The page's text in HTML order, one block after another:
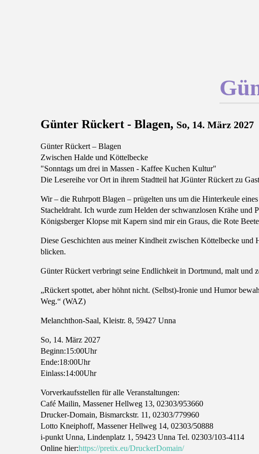
Günter Rückert - Blagen, So, 14. März 2027
Günter Rückert – Blagen
Zwischen Halde und Köttelbecke
"Sonntags um drei in Massen - Kaffee Kuchen Kultur"
Die Lesereihe vor Ort in ihrem Stadtteil hat JGünter Rückert zu
Wir – die Ruhrpott Blagen – prügelten uns um die Hinterkeule
Stacheldraht. Ich wurde zum Helden der schwanzlosen Krähe und
Königsberger Klopse mit Kapern sind mir ein Graus, die Rote
Diese Geschichten aus meiner Kindheit zwischen Köttelbecke und
blicken.
Günter Rückert verbringt seine Endlichkeit in Dortmund, malt und
„Rückert spottet, aber höhnt nicht. (Selbst)-Ironie und Humor
Weg.“ (WAZ)
Melanchthon-Saal, Kleistr. 8, 59427 Unna
So, 14. März 2027
Beginn:15:00Uhr
Ende:18:00Uhr
Einlass:14:00Uhr
Vorverkaufsstellen für alle Veranstaltungen:
Café Mailin, Massener Hellweg 13, 02303/953660
Drucker-Domain, Bismarckstr. 11, 02303/779960
Lotto Kneiphoff, Massener Hellweg 14, 02303/50888
i-punkt Unna, Lindenplatz 1, 59423 Unna Tel. 02303/103-4114
Online hier:https://pretix.eu/DruckerDomain/